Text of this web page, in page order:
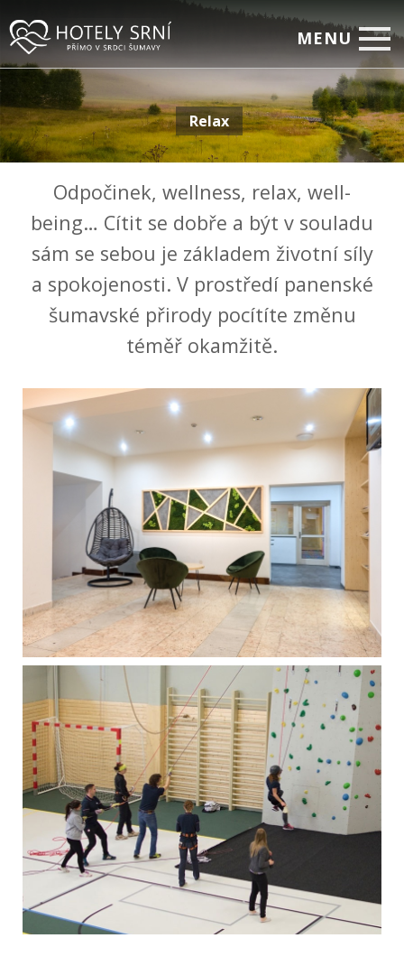
MENU
Home
Pokoje
Relax
Firemní setkávání
Restaurace
Fotogalerie
On-line rezervace
Relax
Odpočinek, wellness, relax, well-
being… Cítit se dobře a být v souladu
sám se sebou je základem životní síly
a spokojenosti. V prostředí panenské
šumavské přirody pocítíte změnu
téměř okamžitě.